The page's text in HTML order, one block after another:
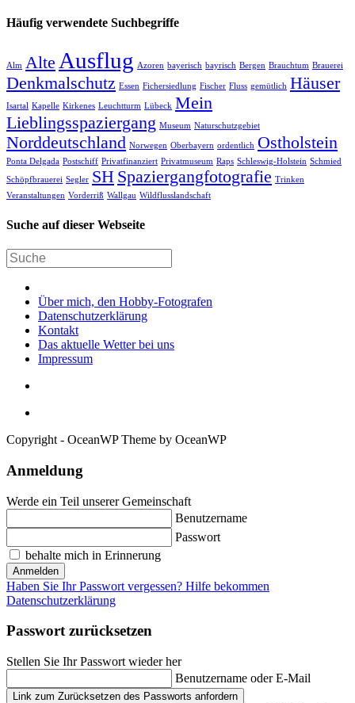
Häufig verwendete Suchbegriffe
Alm Alte Ausflug Azoren bayerisch bayrisch Bergen Brauchtum Brauerei
Denkmalschutz Essen Fichersiedlung Fischer Fluss gemütlich Häuser
Isartal Kapelle Kirkenes Leuchtturm Lübeck Mein
Lieblingsspaziergang Museum Naturschutzgebiet
Norddeutschland Norwegen Oberbayern ordentlich Ostholstein
Ponta Delgada Postschiff Privatfinanziert Privatmuseum Raps Schleswig-Holstein Schmied
Schöpfbrauerei Segler SH Spaziergangfotografie Trinken
Veranstaltungen Vorderriß Wallgau Wildflusslandschaft
Suche auf dieser Webseite
Über mich, den Hobby-Fotografen
Datenschutzerklärung
Kontakt
Das aktuelle Wetter bei uns
Impressum
Copyright - OceanWP Theme by OceanWP
Anmeldung
Werde ein Teil unserer Gemeinschaft
Benutzername
Passwort
behalte mich in Erinnerung
Anmelden
Haben Sie Ihr Passwort vergessen? Hilfe bekommen
Datenschutzerklärung
Passwort zurücksetzen
Stellen Sie Ihr Passwort wieder her
Benutzername oder E-Mail
Link zum Zurücksetzen des Passworts anfordern